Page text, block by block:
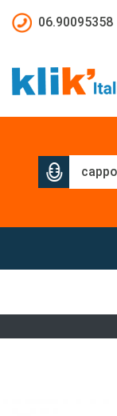
06.90095358